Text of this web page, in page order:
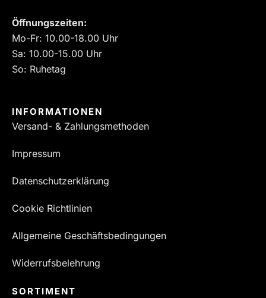
Öffnungszeiten:
Mo-Fr: 10.00-18.00 Uhr
Sa: 10.00-15.00 Uhr
So: Ruhetag
INFORMATIONEN
Versand- & Zahlungsmethoden
Impressum
Datenschutzerklärung
Cookie Richtlinien
Allgemeine Geschäftsbedingungen
Widerrufsbelehrung
SORTIMENT